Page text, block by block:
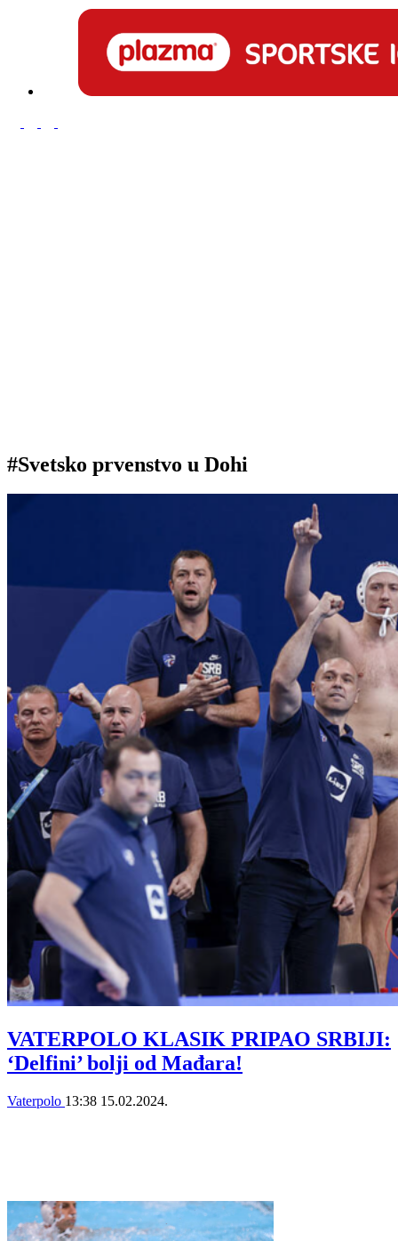
#Svetsko prvenstvo u Dohi
VATERPOLO KLASIK PRIPAO SRBIJI:
‘Delfini’ bolji od Mađara!
Vaterpolo 13:38 15.02.2024.